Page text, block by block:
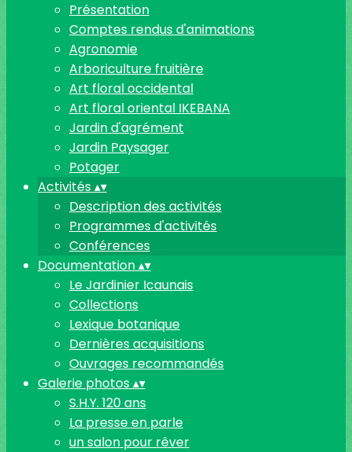
Présentation
Comptes rendus d'animations
Agronomie
Arboriculture fruitière
Art floral occidental
Art floral oriental IKEBANA
Jardin d'agrément
Jardin Paysager
Potager
Activités▴▾
Description des activités
Programmes d'activités
Conférences
Documentation▴▾
Le Jardinier Icaunais
Collections
Lexique botanique
Dernières acquisitions
Ouvrages recommandés
Galerie photos▴▾
S.H.Y. 120 ans
La presse en parle
un salon pour rêver